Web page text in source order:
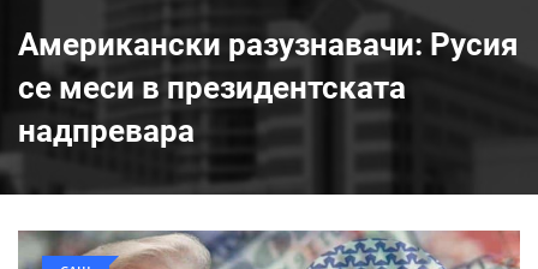
Американски разузнавачи: Русия
се меси в президентската
надпревара